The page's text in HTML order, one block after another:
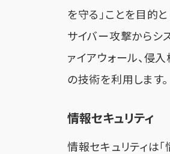
を守る」ことを目的
サイバー攻撃からシ
ァイアウォール、侵入
の技術を利用します。
情報セキュリティ
情報セキュリティは